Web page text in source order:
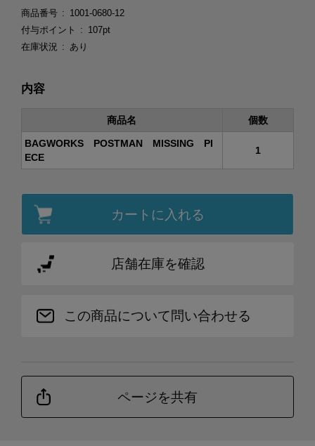
商品番号
1001-0680-12
付与ポイント
107pt
在庫状況
あり
カートに入れる
店舗在庫を確認
内容
商品名 個数
BAGWORKS POSTMAN MISSING PI
ECE
1
この商品について問い合わせる
ページを共有